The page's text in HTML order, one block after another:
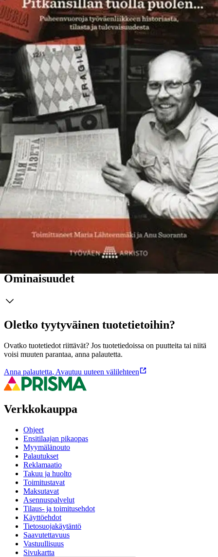
Ei saatavilla
Tuotekuvaus
Suomalaisen yhteiskunnan raskas suunnan tarkastus kansainvälisen
talouden käänteen paineessa on johtanut monet poliitikot ja muut
yhteiskunnalliset vaikuttajat kyseenalaistamaan lukuisia, vielä 1970-
80-luvulla pyhinä pidettyjä ja vakiintuneiksi luultuja
yhteiskunnallisia arvoja ja tavoitteita. Näistä mainittakoon
hyvinvointiyhteiskunta, kansalaisten yhdenvertaisuus ja
solidaarisuus. Myös työväenliike ja sen tutkimus ovat
nykymaailmassa vakavien haasteiden edessä.Millainen ylipäätään
on uudelleenmuovautuva työväenliike, ketä siihen kuuluu, keitä se
edustaa ja mitkä ovat sen toiminnan reunaehdot? Näitä
problemaattisia kysymyksiä valottavat puheenvuoroissaan Helsingin
yliopiston piirissä toimivat tai toimittaneet tutkijat. Millaista
aikalaiskuvaa työväenliikettä 1970-2000-luvulla tutkineet
historioitsijat tuottavat nyt? Mistä ollaan tulossa ja minne ollaan
menossa? Kokoelma on omistettu 100 vuotta täyttäneelle Työväen
Arkistolle ja sen eläkkeelle jääneelle johtajalle Esa Lahtiselle.
Näytä lisää tuotekuvausta
Ominaisuudet
Oletko tyytyväinen tuotetietoihin?
Ovatko tuotetiedot riittävät? Jos tuotetiedoissa on puutteita tai niitä
voisi muuten parantaa, anna palautetta.
Anna palautetta, Avautuu uuteen välilehteen
Verkkokauppa
Ohjeet
Ensitilaajan pikaopas
Myymälänouto
Palautukset
Reklamaatio
Takuu ja huolto
Toimitustavat
Maksutavat
Asennuspalvelut
Tilaus- ja toimitusehdot
Käyttöehdot
Tietosuojakäytäntö
Saavutettavuus
Vastuullisuus
Sivukartta